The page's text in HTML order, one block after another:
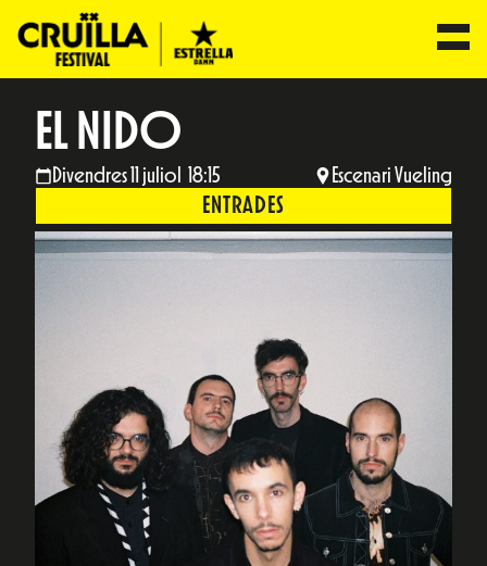
EL NIDO
Divendres 11 juliol 18:15 Escenari Vueling
ENTRADES